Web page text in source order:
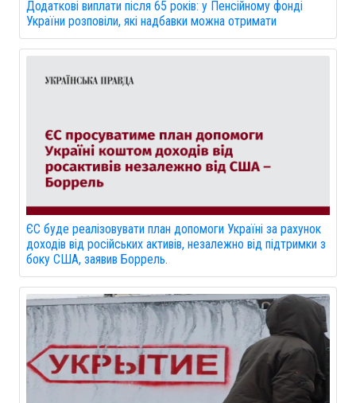
Додаткові виплати після 65 років: у Пенсійному фонді
України розповіли, які надбавки можна отримати
ЄС буде реалізовувати план допомоги Україні за рахунок
доходів від російських активів, незалежно від підтримки з
боку США, заявив Боррель.